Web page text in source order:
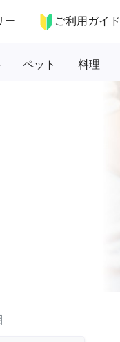
ー ご利用ガイド
ペット 料理